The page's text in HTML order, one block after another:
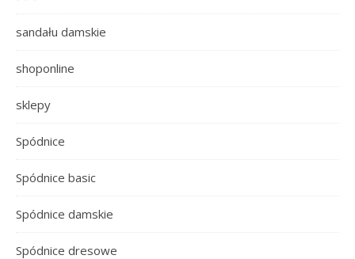
sandału damskie
shoponline
sklepy
Spódnice
Spódnice basic
Spódnice damskie
Spódnice dresowe